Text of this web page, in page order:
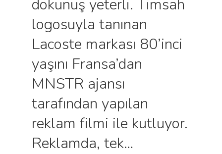
dokunuş yeterli. Timsah
logosuyla tanınan
Lacoste markası 80’inci
yaşını Fransa’dan
MNSTR ajansı
tarafından yapılan
reklam filmi ile kutluyor.
Reklamda, tek…